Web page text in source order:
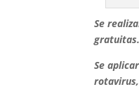
Se
gratuitas.
Se